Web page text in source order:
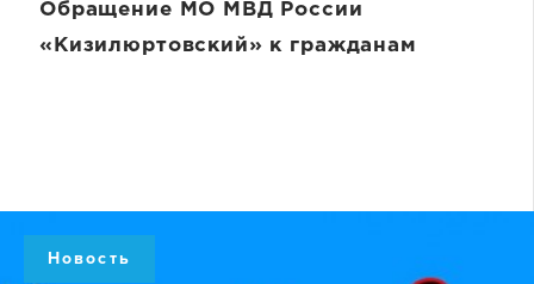
Обращение МО МВД России
«Кизилюртовский» к гражданам
Новость